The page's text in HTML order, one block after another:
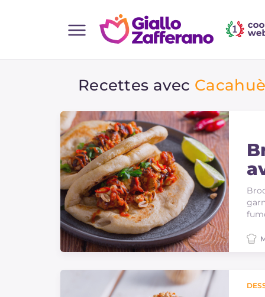
Toutes les recettes
Plats principaux
Boissons et rafraîchissements
Accompagnement
Pizzas et focaccia
Gateaux et patisserie
Recettes avec